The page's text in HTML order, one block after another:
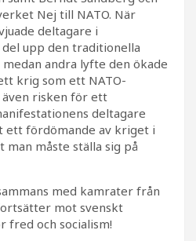
Nej till NATO. När
deltagare i
upp den traditionella
andra lyfte den ökade
krig som ett NATO-
även risken för ett
deltagare
ett fördömande av kriget i
måste ställa sig på
med kamrater från
mot svenskt
fred och socialism!